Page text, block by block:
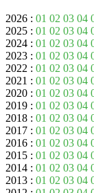
2026 : 01 02 03 04
2025 : 01 02 03 04
2024 : 01 02 03 04
2023 : 01 02 03 04
2022 : 01 02 03 04
2021 : 01 02 03 04
2020 : 01 02 03 04
2019 : 01 02 03 04
2018 : 01 02 03 04
2017 : 01 02 03 04
2016 : 01 02 03 04
2015 : 01 02 03 04
2014 : 01 02 03 04
2013 : 01 02 03 04